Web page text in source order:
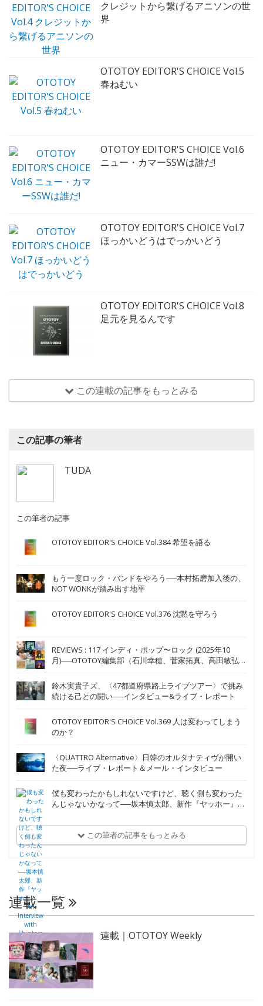
クレジットから繋げるアニソンの世
界
OTOTOY EDITOR'S CHOICE Vol.5
春ねむい
OTOTOY EDITOR'S CHOICE Vol.6
ニュー・カマーSSWは誰だ!
OTOTOY EDITOR'S CHOICE Vol.7
ほっかいどうはでっかいどう
OTOTOY EDITOR'S CHOICE Vol.8
足元を見るんです
この連載の記事をもっとみる
この記事の筆者
TUDA
この筆者の記事
OTOTOY EDITOR'S CHOICE Vol.384 希望を語る
もう一度ロック・バンドをやろう──本村拓磨加入後の、
NOT WONKが踏み出す地平
OTOTOY EDITOR'S CHOICE Vol.376 沈黙を守ろう
REVIEWS : 117 インディ・ポップ〜ロック (2025年10
月)──OTOTOY編集部（石川幸穂、菅家拓真、高田敏弘、
鈴木実貴子ズ、〈47都道府県路上ライブツアー〉で挑み
続ける己との闘い──インタビュー&ライブ・レポート
OTOTOY EDITOR'S CHOICE Vol.369 人は変わってしまう
のか？
〈QUATTRO Alternative〉日韓のオルタナティヴが開い
た夜──ライブ・レポート＆メール・インタビュー
僕も変わったかもしれないですけど、聴く側も変わった
んじゃないかなって──坂本慎太郎、新作『ヤッホー』
この筆者の記事をもっとみる
連載一覧
連載｜OTOTOY Weekly